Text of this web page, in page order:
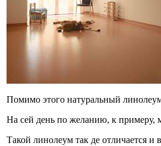
Помимо этого натуральный
На сей день по желанию, к примеру,
Такой линолеум так де отличается